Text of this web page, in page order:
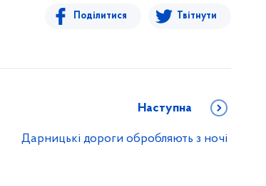
Поділитися Твітнути
Наступна
Дарницькі дороги обробляють з ночі